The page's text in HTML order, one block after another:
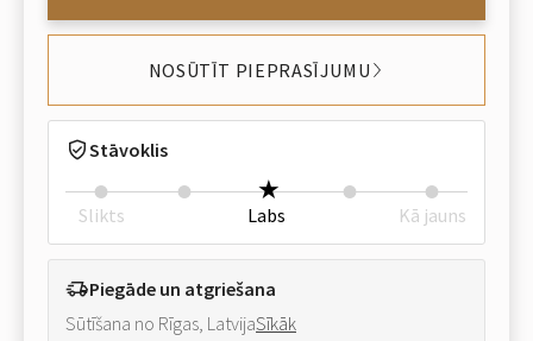
NOSŪTĪT PIEPRASĪJUMU
Stāvoklis
Slikts Labs Kā jauns
Piegāde un atgriešana
Sūtīšana no Rīgas, LatvijaSīkāk